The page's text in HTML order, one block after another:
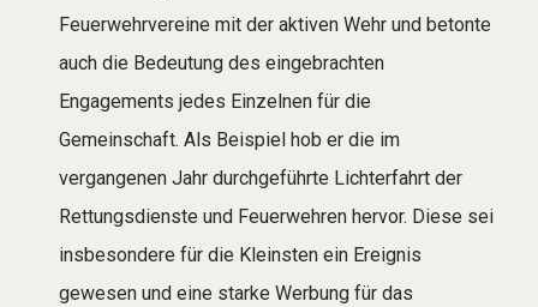
Feuerwehrvereine mit der aktiven Wehr und betonte
auch die Bedeutung des eingebrachten
Engagements jedes Einzelnen für die
Gemeinschaft. Als Beispiel hob er die im
vergangenen Jahr durchgeführte Lichterfahrt der
Rettungsdienste und Feuerwehren hervor. Diese sei
insbesondere für die Kleinsten ein Ereignis
gewesen und eine starke Werbung für das